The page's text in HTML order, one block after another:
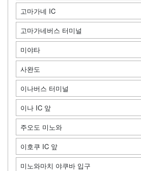
고마가네 IC
고마가네버스 터미널
미야타
사완도
이나버스 터미널
이나 IC 앞
주오도 미노와
이호쿠 IC 앞
미노와마치 야쿠바 입구